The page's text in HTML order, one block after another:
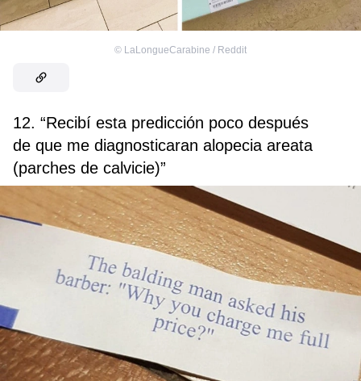
© LaLongueCarabine / Reddit
12. “Recibí esta predicción poco después
de que me diagnosticaran alopecia areata
(parches de calvicie)”